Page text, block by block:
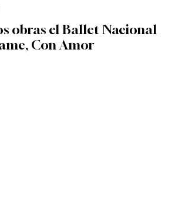
obras el Ballet Nacional
Con Amor